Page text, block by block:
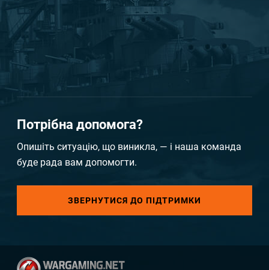
Потрібна допомога?
Опишіть ситуацію, що виникла, — і наша команда
буде рада вам допомогти.
ЗВЕРНУТИСЯ ДО ПІДТРИМКИ